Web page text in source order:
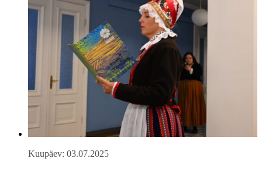
Kuupäev: 03.07.2025